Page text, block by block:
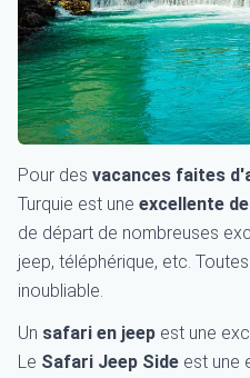
Pour des vacances faites
Turquie est une excellente
de départ de nombreuses
jeep, téléphérique, etc.
inoubliable.
Un safari en jeep est une
Le Safari Jeep Side est une